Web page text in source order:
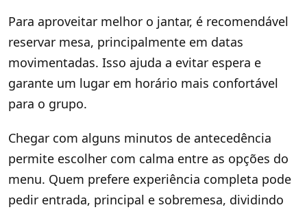
Para aproveitar melhor o jantar, é recomendável
reservar mesa, principalmente em datas
movimentadas. Isso ajuda a evitar espera e
garante um lugar em horário mais confortável
para o grupo.
Chegar com alguns minutos de antecedência
permite escolher com calma entre as opções do
menu. Quem prefere experiência completa pode
pedir entrada, principal e sobremesa, dividindo